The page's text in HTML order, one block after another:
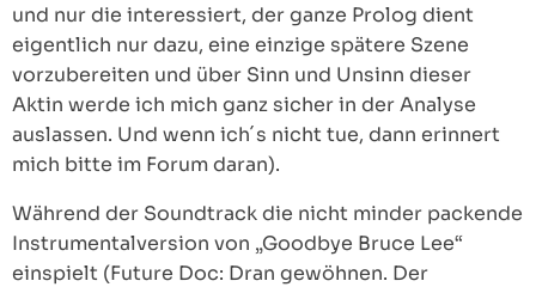
und nur die interessiert, der ganze Prolog dient
eigentlich nur dazu, eine einzige spätere Szene
vorzubereiten und über Sinn und Unsinn dieser
Aktin werde ich mich ganz sicher in der Analyse
auslassen. Und wenn ich´s nicht tue, dann erinnert
mich bitte im Forum daran).
Während der Soundtrack die nicht minder packende
Instrumentalversion von „Goodbye Bruce Lee“
einspielt (Future Doc: Dran gewöhnen. Der